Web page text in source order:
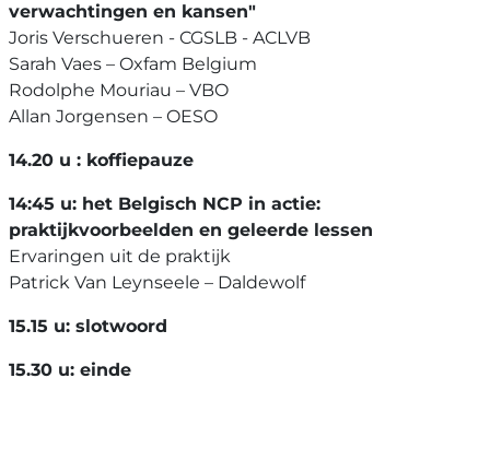
verwachtingen en kansen"
Joris Verschueren - CGSLB - ACLVB
Sarah Vaes – Oxfam Belgium
Rodolphe Mouriau – VBO
Allan Jorgensen – OESO
14.20 u : koffiepauze
14:45 u: het Belgisch NCP in actie:
praktijkvoorbeelden en geleerde lessen
Ervaringen uit de praktijk
Patrick Van Leynseele – Daldewolf
15.15 u: slotwoord
15.30 u: einde